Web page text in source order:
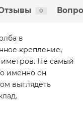
0
в
крепление,
Не самый
именно он
выглядеть